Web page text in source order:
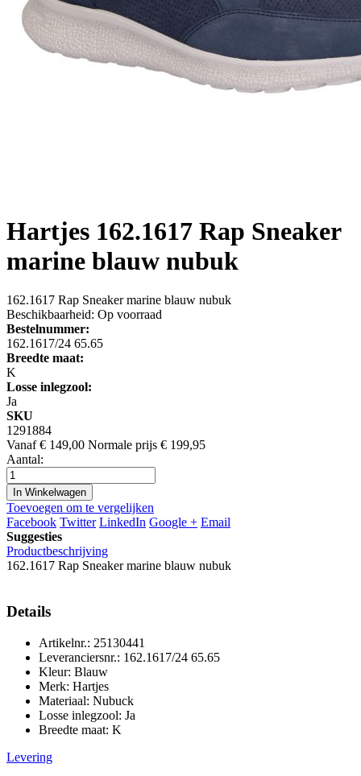
Hartjes 162.1617 Rap Sneaker
marine blauw nubuk
162.1617 Rap Sneaker marine blauw nubuk
Beschikbaarheid: Op voorraad
Bestelnummer:
162.1617/24 65.65
Breedte maat:
K
Losse inlegzool:
Ja
SKU
1291884
Vanaf € 149,00 Normale prijs € 199,95
Aantal:
In Winkelwagen
Toevoegen om te vergelijken
Facebook Twitter LinkedIn Google + Email
Suggesties
Productbeschrijving
162.1617 Rap Sneaker marine blauw nubuk
Details
Artikelnr.: 25130441
Leveranciersnr.: 162.1617/24 65.65
Kleur: Blauw
Merk: Hartjes
Materiaal: Nubuck
Losse inlegzool: Ja
Breedte maat: K
Levering